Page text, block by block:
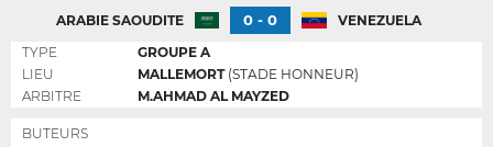
ARABIE SAOUDITE 0 - 0
VENEZUELA
TYPE
GROUPE A
LIEU
MALLEMORT(STADE HONNEUR)
ARBITRE
M.AHMAD AL MAYZED
BUTEURS